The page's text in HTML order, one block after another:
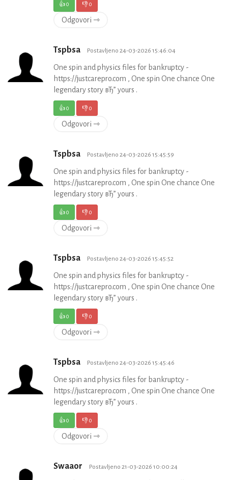
👍0 👎0
Odgovori ⇾
Tspbsa Postavljeno 24-03-2026 15:46:04
One spin and physics files for bankruptcy -
https://justcarepro.com , One spin One chance One
legendary story вЂ” yours .
👍0 👎0
Odgovori ⇾
Tspbsa Postavljeno 24-03-2026 15:45:59
One spin and physics files for bankruptcy -
https://justcarepro.com , One spin One chance One
legendary story вЂ” yours .
👍0 👎0
Odgovori ⇾
Tspbsa Postavljeno 24-03-2026 15:45:52
One spin and physics files for bankruptcy -
https://justcarepro.com , One spin One chance One
legendary story вЂ” yours .
👍0 👎0
Odgovori ⇾
Tspbsa Postavljeno 24-03-2026 15:45:46
One spin and physics files for bankruptcy -
https://justcarepro.com , One spin One chance One
legendary story вЂ” yours .
👍0 👎0
Odgovori ⇾
Swaaor Postavljeno 21-03-2026 10:00:24